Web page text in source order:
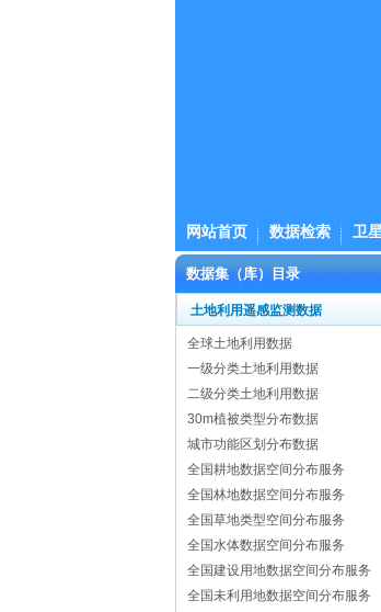
网站首页 数据检索 卫
数据集（库）目录
土地利用遥感监测数据
全球土地利用数据
一级分类土地利用数据
二级分类土地利用数据
30m植被类型分布数据
城市功能区划分布数据
全国耕地数据空间分布服务
全国林地数据空间分布服务
全国草地类型空间分布服务
全国水体数据空间分布服务
全国建设用地数据空间分布服务
全国未利用地数据空间分布服务